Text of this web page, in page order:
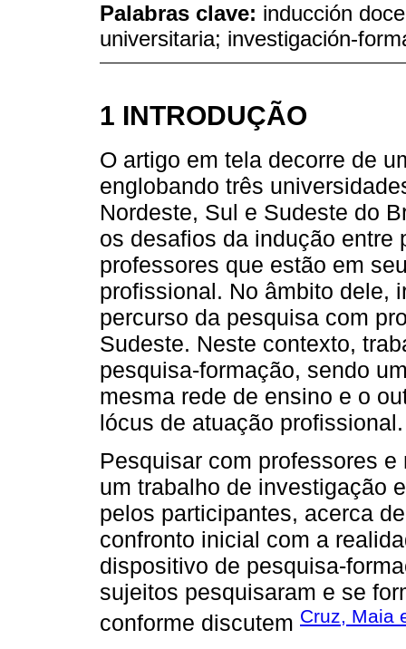
Palabras clave: inducción
universitaria; investigación-
1 INTRODUÇÃO
O artigo em tela decorre de
englobando três
Nordeste, Sul e Sudeste do
os desafios da indução entre
professores que estão em
profissional. No âmbito dele,
percurso da pesquisa com
Sudeste. Neste contexto,
pesquisa-formação, sendo
mesma rede de ensino e o
lócus de atuação profissional.
Pesquisar com professores
um trabalho de investigação
pelos participantes, acerca
confronto inicial com a
dispositivo de pesquisa-
sujeitos pesquisaram e se
conforme discutem Cruz, Maia